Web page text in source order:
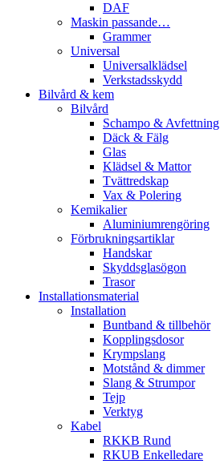
DAF
Maskin passande…
Grammer
Universal
Universalklädsel
Verkstadsskydd
Bilvård & kem
Bilvård
Schampo & Avfettning
Däck & Fälg
Glas
Klädsel & Mattor
Tvättredskap
Vax & Polering
Kemikalier
Aluminiumrengöring
Förbrukningsartiklar
Handskar
Skyddsglasögon
Trasor
Installationsmaterial
Installation
Buntband & tillbehör
Kopplingsdosor
Krympslang
Motstånd & dimmer
Slang & Strumpor
Tejp
Verktyg
Kabel
RKKB Rund
RKUB Enkelledare